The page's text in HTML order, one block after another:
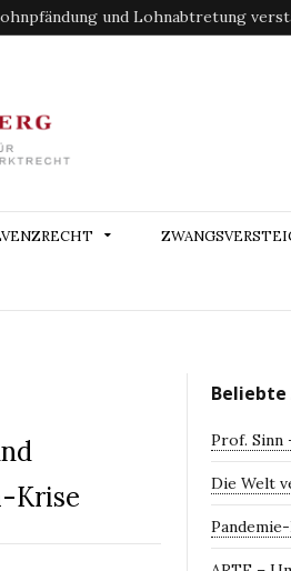
und Lohnabtretung
Krise
Prof. Sinn
Die Welt